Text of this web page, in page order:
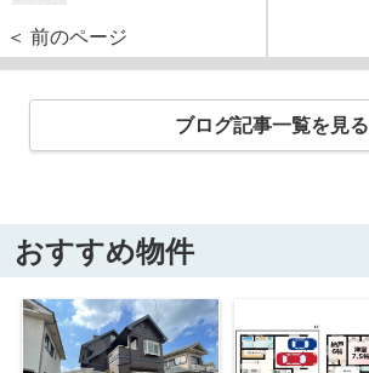
＜ 前のページ
ブログ記事一覧を見る
おすすめ物件